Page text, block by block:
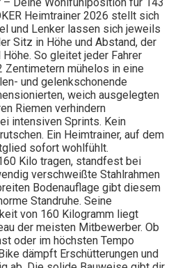
Heimtrainer 2026 stellt sich
und Lenker lassen sich jeweils
Sitz in Höhe und Abstand, der
Höhe. So gleitet jeder Fahrer
Zentimetern mühelos in eine
und gelenkschonende
weich ausgelegten
Riemen verhindern
intensiven Sprints. Kein
Ein Heimtrainer, auf dem
sofort wohlfühlt.
Kilo tragen, standfest bei
verschweißte Stahlrahmen
Bodenauflage gibt diesem
Standruhe. Seine
von 160 Kilogramm liegt
der meisten Mitbewerber. Ob
oder im höchsten Tempo
dämpft Erschütterungen und